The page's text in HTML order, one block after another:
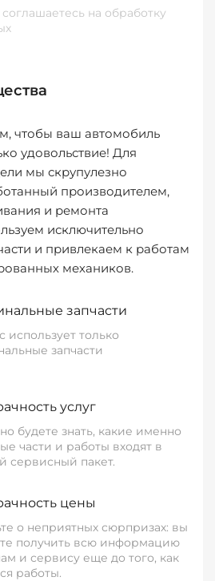
на обработку
чтобы ваш автомобиль
удовольствие! Для
мы скрупулезно
производителем,
и ремонта
исключительно
и привлекаем к работам
механиков.
запчасти
использует только
запчасти
услуг
будете знать, какие именно
части и работы входят в
сервисный пакет.
цены
о неприятных сюрпризах: вы
получить всю информацию
и сервису еще до того, как
работы.